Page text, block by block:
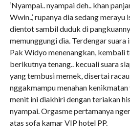
‘Nyampai.. nyampai deh.. khan
Wwin..’, rupanya dia sedang
dientot sambil duduk di
memunggungi dia. Terdengar
Pak Widyo menenangkan, kembali
berikutnya tenang.. kecuali suara
yang tembusi memek, disertai
nggakmampu menahan
menit ini diakhiri dengan teriakan
nyampai. Orgasme pertamanya
atas sofa kamar VIP hotel PP.